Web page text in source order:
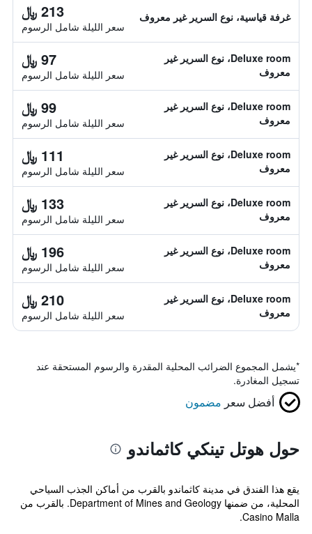
غرفة قياسية، نوع السرير غير معروف 213 ﷼
سعر الليلة شامل الرسوم
Deluxe room، نوع السرير غير
معروف
97 ﷼
سعر الليلة شامل الرسوم
Deluxe room، نوع السرير غير
معروف
99 ﷼
سعر الليلة شامل الرسوم
Deluxe room، نوع السرير غير
معروف
111 ﷼
سعر الليلة شامل الرسوم
Deluxe room، نوع السرير غير
معروف
133 ﷼
سعر الليلة شامل الرسوم
Deluxe room، نوع السرير غير
معروف
196 ﷼
سعر الليلة شامل الرسوم
Deluxe room، نوع السرير غير
معروف
210 ﷼
سعر الليلة شامل الرسوم
*يشمل المجموع الضرائب المحلية المقدرة والرسوم المستحقة عند
تسجيل المغادرة.
أفضل سعر مضمون
حول هوتل تينكي كاثماندو
يقع هذا الفندق في مدينة كاثماندو بالقرب من أماكن الجذب السياحي
المحلية، من ضمنها Department of Mines and Geology. بالقرب من
Casino Malla.